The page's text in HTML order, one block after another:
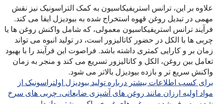
علاوه بر این، ترانس استریفیکاسیون به کمک التراسونیک نیز نقش
مهمی در تبدیل روغن قهوه استخراج شده به بیودیزل ایفا می کند.
فرآیند ترانس استریفیکاسیون معمولی، که شامل واکنش روغن ها یا
چربی ها با الکل در حضور کاتالیزور است، در تولید انبوه می تواند
زمان بر و کارایی کمتری داشته باشد. فراصوت این فرآیند را با بهبود
تعامل بین روغن، الکل و کاتالیزور تسریع می کند و منجر به زمان
واکنش سریع تر و بازده بیودیزل بالاتر می شود.
برای کسب اطلاعات بیشتر درباره تولید بیودیزل اولتراسونیک از
مواد اولیه ارزان مانند روغن های آشپزی ضایعاتی، چربی های سرخ